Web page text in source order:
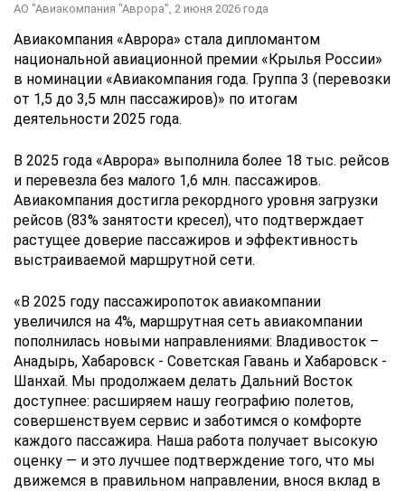
АО "Авиакомпания "Аврора", 2 июня 2026 года
Авиакомпания «Аврора» стала дипломантом
национальной авиационной премии «Крылья России»
в номинации «Авиакомпания года. Группа 3 (перевозки
от 1,5 до 3,5 млн пассажиров)» по итогам
деятельности 2025 года.
В 2025 года «Аврора» выполнила более 18 тыс. рейсов
и перевезла без малого 1,6 млн. пассажиров.
Авиакомпания достигла рекордного уровня загрузки
рейсов (83% занятости кресел), что подтверждает
растущее доверие пассажиров и эффективность
выстраиваемой маршрутной сети.
«В 2025 году пассажиропоток авиакомпании
увеличился на 4%, маршрутная сеть авиакомпании
пополнилась новыми направлениями: Владивосток –
Анадырь, Хабаровск - Советская Гавань и Хабаровск -
Шанхай. Мы продолжаем делать Дальний Восток
доступнее: расширяем нашу географию полетов,
совершенствуем сервис и заботимся о комфорте
каждого пассажира. Наша работа получает высокую
оценку — и это лучшее подтверждение того, что мы
движемся в правильном направлении, внося вклад в